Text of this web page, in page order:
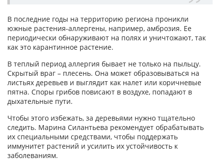
В последние годы на территорию региона проникли
южные растения-аллергены, например, амброзия. Ее
периодически обнаруживают на полях и уничтожают, так
как это карантинное растение.
В теплый период аллергия бывает не только на пыльцу.
Скрытый враг – плесень. Она может образовываться на
листьях деревьев и выглядит как налет или коричневые
пятна. Споры грибов повисают в воздухе, попадают в
дыхательные пути.
Чтобы этого избежать, за деревьями нужно тщательно
следить. Марина Силантьева рекомендует обрабатывать
их специальными средствами, чтобы поддержать
иммунитет растений и усилить их устойчивость к
заболеваниям.